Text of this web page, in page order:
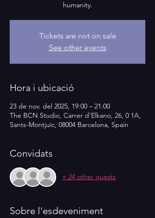
humanity.
Tickets are not on sale
See other events
Hora i ubicació
23 de nov. del 2025, 19:00 – 21:00
The BCN Studio, Carrer d'Elkano, 26, 0 1A,
Sants-Montjuïc, 08004 Barcelona, Spain
Convidats
+ 24 other guests
Sobre l'esdeveniment